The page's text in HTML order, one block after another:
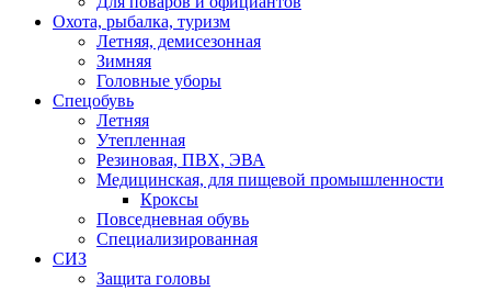
Охота, рыбалка, туризм
Летняя, демисезонная
Зимняя
Головные уборы
Спецобувь
Летняя
Утепленная
Резиновая, ПВХ, ЭВА
Медицинская, для пищевой промышленности
Кроксы
Повседневная обувь
Специализированная
СИЗ
Защита головы